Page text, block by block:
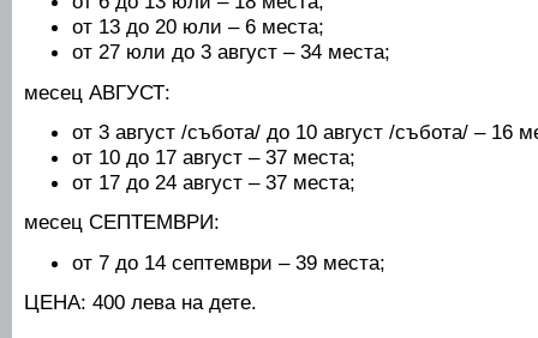
от 13 до 20 юли – 6 места;
от 27 юли до 3 август – 34 места;
месец АВГУСТ:
от 3 август /събота/ до 10 август /събота/ – 16
от 10 до 17 август – 37 места;
от 17 до 24 август – 37 места;
месец СЕПТЕМВРИ:
от 7 до 14 септември – 39 места;
ЦЕНА: 400 лева на дете.